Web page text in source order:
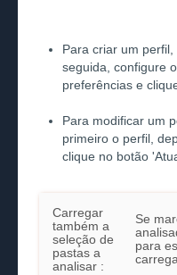
Para criar um
seguida, configure
preferências e
Para modificar um
primeiro o perfil,
clique no botão
Carregar
também a
seleção de
pastas a
analisar :
Se
para